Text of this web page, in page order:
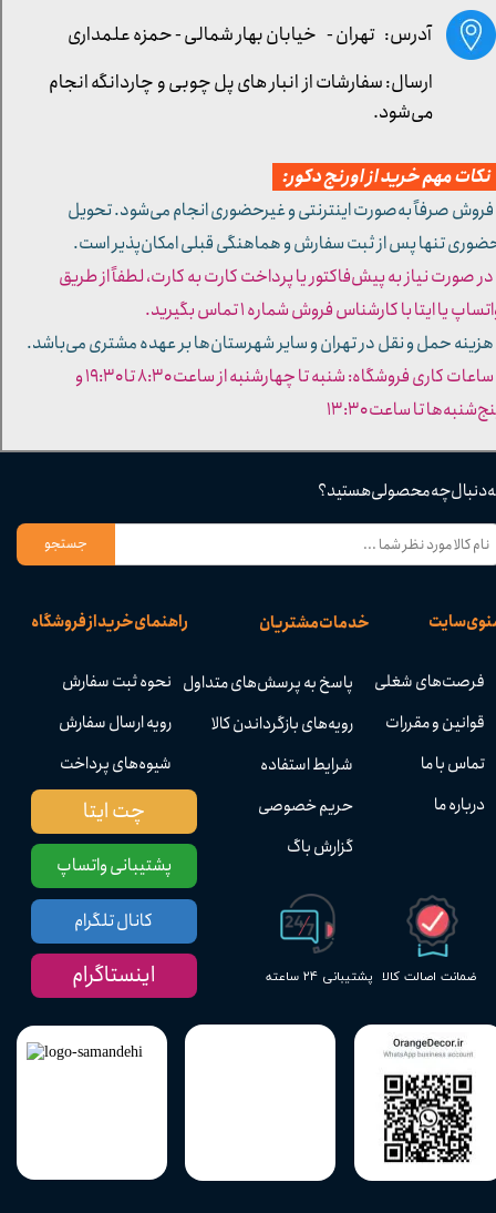
پشتیبانی ۲۴ ساعته ضمانت اصالت کالا
راهنمای خرید از فروشگاه
نحوه ثبت سفارش
رویه ارسال سفارش
شیوه‌های پرداخت
خدمات مشتریان
پاسخ به پرسش‌های متداول
رویه‌های بازگرداندن کالا
شرایط استفاده
حریم خصوصی
گزارش باگ
سایت
فرصت‌های شغلی
قوانین و مقررات
تماس با ما
درباره ما
دنبال چه محصولی هستید؟
جستجو
پشتیبانی واتساپ
چت ایتا
کانال تلگرام
اینستاگرام
آدرس: تهران - خیابان بهار شمالی - حمزه علمداری
مهم خرید از اورنج دکور:
صرفاً به‌صورت اینترنتی و غیرحضوری انجام می‌شود. تحویل
تنها پس از ثبت سفارش و هماهنگی قبلی امکان‌پذیر است.
صورت نیاز به پیش‌فاکتور یا پرداخت کارت به کارت، لطفاً از طریق
یا ایتا با کارشناس فروش شماره ۱ تماس بگیرید.
حمل و نقل در تهران و سایر شهرستان‌ها بر عهده مشتری می‌باشد.
- ساعات کاری فروشگاه: شنبه تا چهارشنبه از ساعت ۸:۳۰ تا ۱۹:۳۰ و
تا ساعت ۱۳:۳۰​​​​​​​
ارسال: سفارشات از انبار های پل چوبی و چاردانگه انجام
می‌شود.